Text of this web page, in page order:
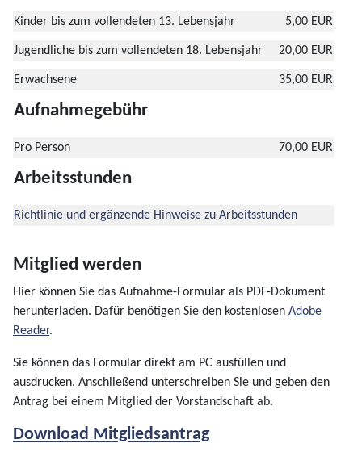
Kinder bis zum vollendeten 13. Lebensjahr 5,00 EUR
Jugendliche bis zum vollendeten 18. Lebensjahr 20,00 EUR
Erwachsene 35,00 EUR
Aufnahmegebühr
Pro Person 70,00 EUR
Arbeitsstunden
Richtlinie und ergänzende Hinweise zu Arbeitsstunden
Mitglied werden
Hier können Sie das Aufnahme-Formular als PDF-Dokument
herunterladen. Dafür benötigen Sie den kostenlosen Adobe
Reader.
Sie können das Formular direkt am PC ausfüllen und
ausdrucken. Anschließend unterschreiben Sie und geben den
Antrag bei einem Mitglied der Vorstandschaft ab.
Download Mitgliedsantrag